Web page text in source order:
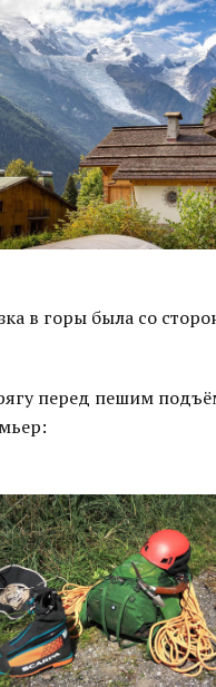
в горы была со
перед пешим